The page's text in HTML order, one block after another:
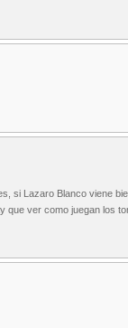
si Lazaro Blanco viene
que ver como juegan los